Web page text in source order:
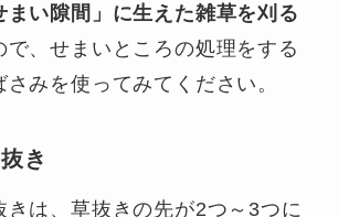
まい隙間」に生えた雑草を刈る
で、せまいところの処理をする
みを使ってみてください。
き
きは、草抜きの先が2つ～3つに